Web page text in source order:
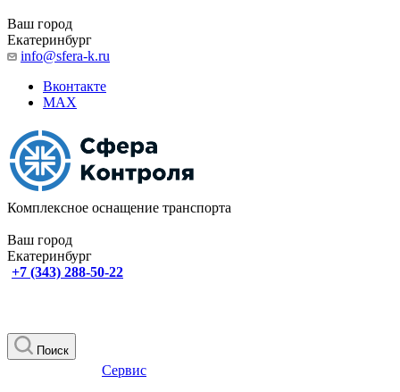
Ваш город
Екатеринбург
info@sfera-k.ru
Вконтакте
MAX
Комплексное оснащение транспорта
Ваш город
Екатеринбург
+7 (343) 288-50-22
Поиск
Сервис